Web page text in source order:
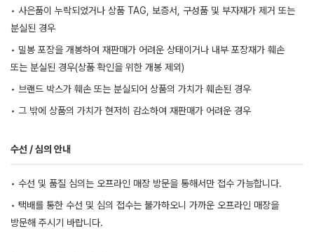
• 사은품이 누락되었거나 상품 TAG, 보증서, 구성품 및 부자재가 제거 또는
분실된 경우
• 밀봉 포장을 개봉하여 재판매가 어려운 상태이거나 내부 포장재가 훼손
또는 분실된 경우(상품 확인을 위한 개봉 제외)
• 브랜드 박스가 훼손 또는 분실되어 상품의 가치가 훼손된 경우
• 그 밖에 상품의 가치가 현저히 감소하여 재판매가 어려운 경우
수선 / 심의 안내
• 수선 및 품질 심의는 오프라인 매장 방문을 통해서만 접수 가능합니다.
• 택배를 통한 수선 및 심의 접수는 불가하오니 가까운 오프라인 매장을
방문해 주시기 바랍니다.